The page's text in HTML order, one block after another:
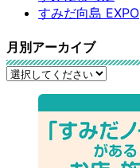
すみだ向島 EXPO
月別アーカイブ